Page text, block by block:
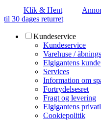
Klik & Hent
til 30 dages returret
Kundeservice
Kundeservice
Varehuse /
Elgigantens
Services
Information om
Fortrydelsesret
Fragt og levering
Elgigantens
Cookiepolitik